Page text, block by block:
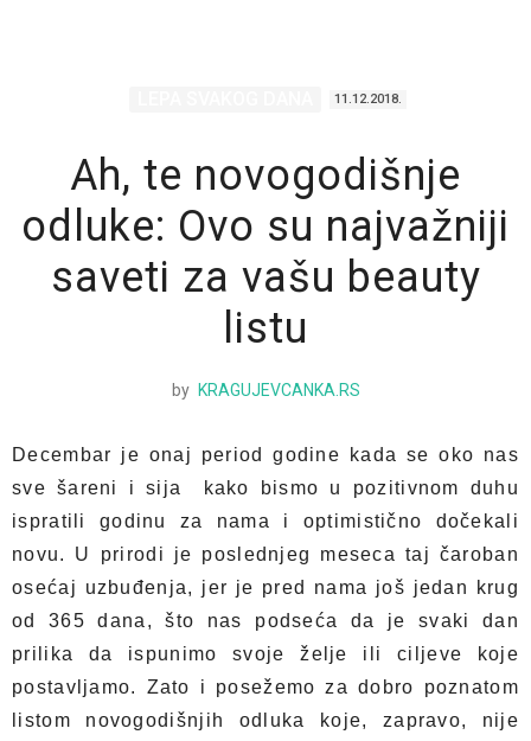
11.12.2018.
Ah, te novogodišnje
odluke: Ovo su najvažniji
saveti za vašu beauty
listu
by KRAGUJEVCANKA.RS
Decembar je onaj period godine kada se oko nas
sve šareni i sija kako bismo u pozitivnom duhu
ispratili godinu za nama i optimistično dočekali
novu. U prirodi je poslednjeg meseca taj čaroban
osećaj uzbuđenja, jer je pred nama još jedan krug
od 365 dana, što nas podseća da je svaki dan
prilika da ispunimo svoje želje ili ciljeve koje
postavljamo. Zato i posežemo za dobro poznatom
listom novogodišnjih odluka koje, zapravo, nije